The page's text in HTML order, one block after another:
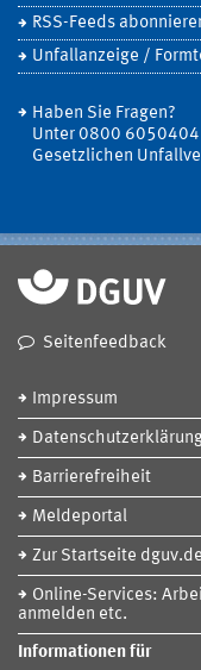
RSS-Feeds
Unfallanzeige /
Haben Sie Fragen?
Unter 0800
Gesetzlichen
Seitenfeedback
Impressum
Barrierefreiheit
Meldeportal
Zur Startseite dguv.de
Online-Services:
anmelden etc.
Informationen für